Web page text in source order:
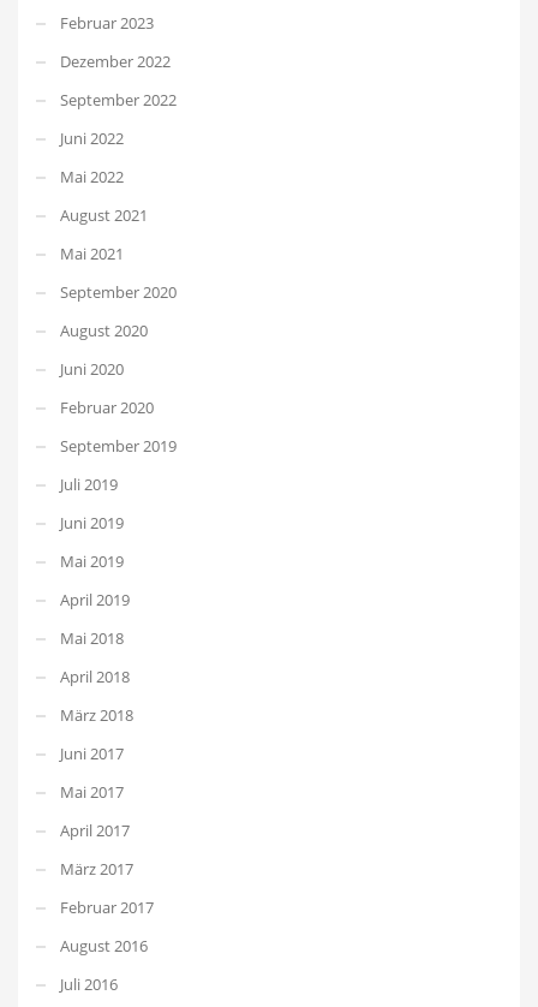
Februar 2023
Dezember 2022
September 2022
Juni 2022
Mai 2022
August 2021
Mai 2021
September 2020
August 2020
Juni 2020
Februar 2020
September 2019
Juli 2019
Juni 2019
Mai 2019
April 2019
Mai 2018
April 2018
März 2018
Juni 2017
Mai 2017
April 2017
März 2017
Februar 2017
August 2016
Juli 2016